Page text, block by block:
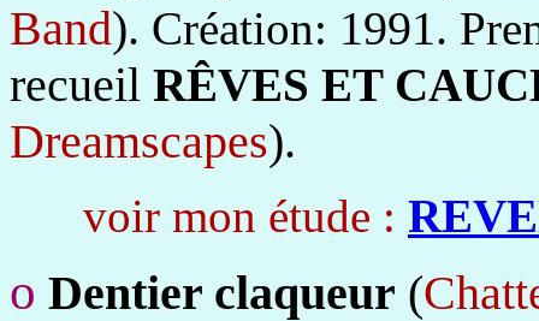
Band). Création: 1991.
recueil RÊVES ET
Dreamscapes).
voir mon étude :
o Dentier claqueur (